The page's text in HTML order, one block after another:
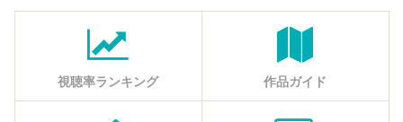
視聴率ランキング 作品ガイド